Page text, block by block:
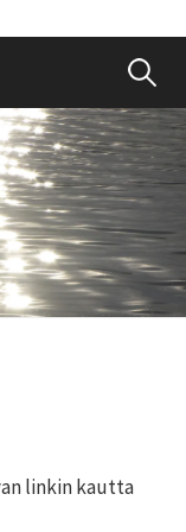
Haku:
linkin kautta